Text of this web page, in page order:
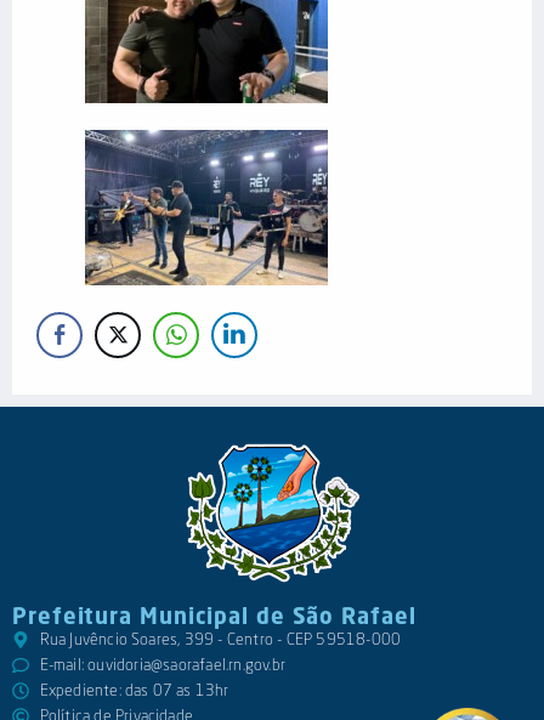
Prefeitura Municipal de São Rafael
Rua Juvêncio Soares, 399 - Centro - CEP 59518-000
E-mail:ouvidoria@saorafael.rn.gov.br
Expediente: das 07 as 13hr
Política de Privacidade